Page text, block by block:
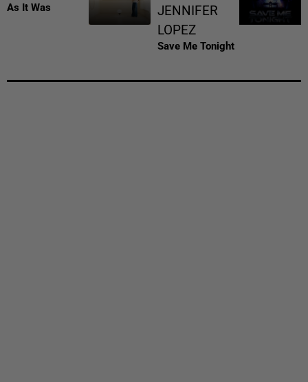
As It Was
JENNIFER
LOPEZ
Save Me Tonight